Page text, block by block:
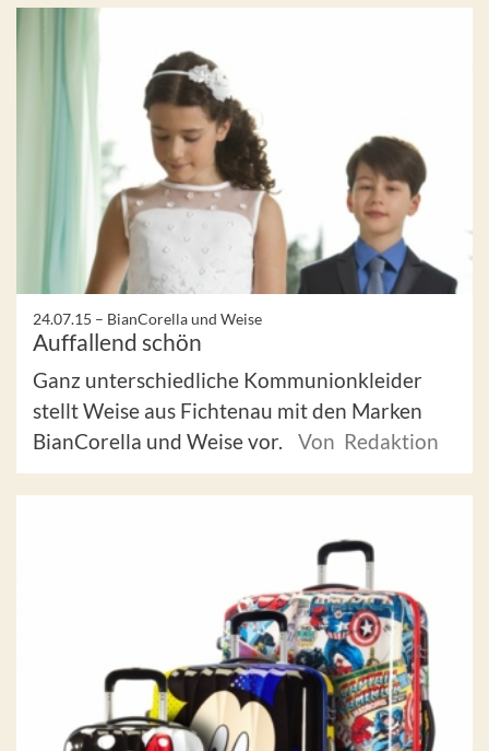
24.07.15 – BianCorella und Weise
Auffallend schön
Ganz unterschiedliche Kommunionkleider
stellt Weise aus Fichtenau mit den Marken
BianCorella und Weise vor.
Von Redaktion